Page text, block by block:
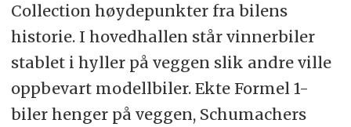
Collection høydepunkter fra bilens
historie. I hovedhallen står vinnerbiler
stablet i hyller på veggen slik andre ville
oppbevart modellbiler. Ekte Formel 1-
biler henger på veggen, Schumachers